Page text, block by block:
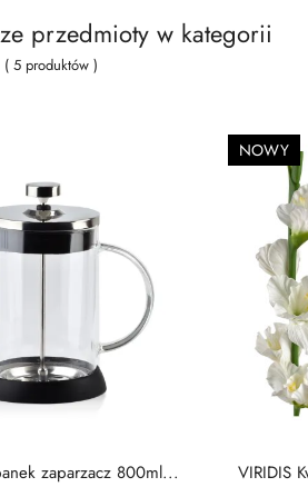
przedmioty w kategorii
( 5 produktów )
zaparzacz 800ml...
NOWY
VIRIDIS